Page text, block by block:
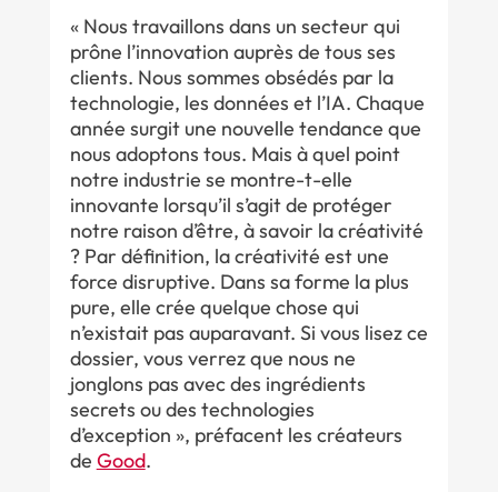
« Nous travaillons dans un secteur qui
prône l’innovation auprès de tous ses
clients. Nous sommes obsédés par la
technologie, les données et l’IA. Chaque
année surgit une nouvelle tendance que
nous adoptons tous. Mais à quel point
notre industrie se montre-t-elle
innovante lorsqu’il s’agit de protéger
notre raison d’être, à savoir la créativité
? Par définition, la créativité est une
force disruptive. Dans sa forme la plus
pure, elle crée quelque chose qui
n’existait pas auparavant. Si vous lisez ce
dossier, vous verrez que nous ne
jonglons pas avec des ingrédients
secrets ou des technologies
d’exception », préfacent les créateurs
de Good.